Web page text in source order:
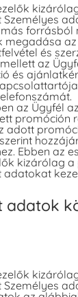
forrásból
megadása
és
az
és
az Ügyfél
promóción
adott
Ebben az
kizárólag
adatokat
adatok